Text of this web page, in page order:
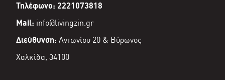
Τηλέφωνο: 2221073818
Mail: info@livingzin.gr
Διεύθυνση: Αντωνίου 20 & Βύρωνος
Χαλκίδα, 34100